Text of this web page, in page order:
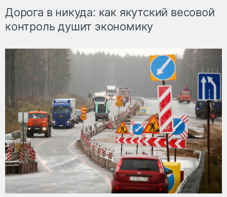
Дорога в никуда: как якутский весовой
контроль душит экономику